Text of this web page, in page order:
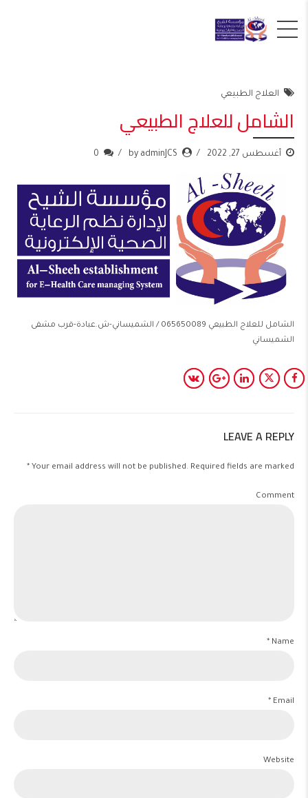
العلاج الطبيعي
الشامل للعلاج الطبيعي
أغسطس 27, 2022 by adminJCS
0
الشامل للعلاج الطبيعي 065650089 / الشميساني-ش.عبادة-قرب مشفى
الشميساني
LEAVE A REPLY
Your email address will not be published. Required fields are marked *
Comment
Name *
Email *
Website